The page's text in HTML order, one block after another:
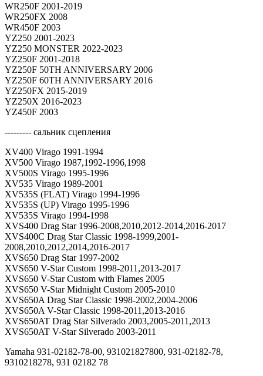
WR250F 2001-2019
WR250FX 2008
WR450F 2003
YZ250 2001-2023
YZ250 MONSTER 2022-2023
YZ250F 2001-2018
YZ250F 50TH ANNIVERSARY 2006
YZ250F 60TH ANNIVERSARY 2016
YZ250FX 2015-2019
YZ250X 2016-2023
YZ450F 2003
--------- сальник сцепления
XV400 Virago 1991-1994
XV500 Virago 1987,1992-1996,1998
XV500S Virago 1995-1996
XV535 Virago 1989-2001
XV535S (FLAT) Virago 1994-1996
XV535S (UP) Virago 1995-1996
XV535S Virago 1994-1998
XVS400 Drag Star 1996-2008,2010,2012-2014,2016-2017
XVS400C Drag Star Classic 1998-1999,2001-
2008,2010,2012,2014,2016-2017
XVS650 Drag Star 1997-2002
XVS650 V-Star Custom 1998-2011,2013-2017
XVS650 V-Star Custom with Flames 2005
XVS650 V-Star Midnight Custom 2005-2010
XVS650A Drag Star Classic 1998-2002,2004-2006
XVS650A V-Star Classic 1998-2011,2013-2016
XVS650AT Drag Star Silverado 2003,2005-2011,2013
XVS650AT V-Star Silverado 2003-2011
Yamaha 931-02182-78-00, 931021827800, 931-02182-78,
9310218278, 931 02182 78